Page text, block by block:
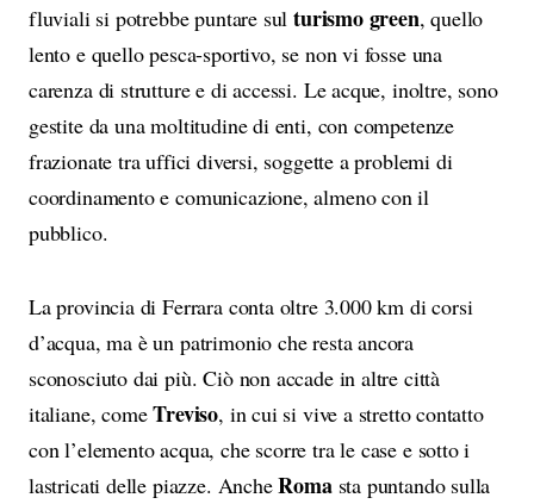
fluviali si potrebbe puntare sulturismo green, quello
lento e quello pesca-sportivo, se non vi fosse una
carenza di strutture e di accessi. Le acque, inoltre, sono
gestite da una moltitudine di enti, con competenze
frazionate tra uffici diversi, soggette a problemi di
coordinamento e comunicazione, almeno con il
pubblico.
La provincia di Ferrara conta oltre 3.000 km di corsi
d’acqua, ma è un patrimonio che resta ancora
sconosciuto dai più. Ciò non accade in altre città
italiane, comeTreviso, in cui si vive a stretto contatto
con l’elemento acqua, che scorre tra le case e sotto i
lastricati delle piazze. AncheRomasta puntando sulla